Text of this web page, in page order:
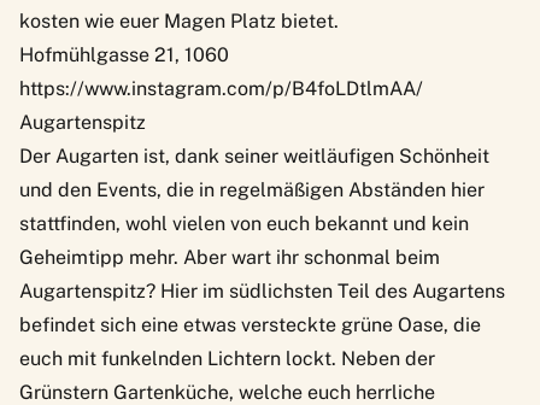
kosten wie euer Magen Platz bietet.
Hofmühlgasse 21, 1060
https://www.instagram.com/p/B4foLDtlmAA/
Augartenspitz
Der Augarten ist, dank seiner weitläufigen Schönheit
und den Events, die in regelmäßigen Abständen hier
stattfinden, wohl vielen von euch bekannt und kein
Geheimtipp mehr. Aber wart ihr schonmal beim
Augartenspitz? Hier im südlichsten Teil des Augartens
befindet sich eine etwas versteckte grüne Oase, die
euch mit funkelnden Lichtern lockt. Neben der
Grünstern Gartenküche, welche euch herrliche